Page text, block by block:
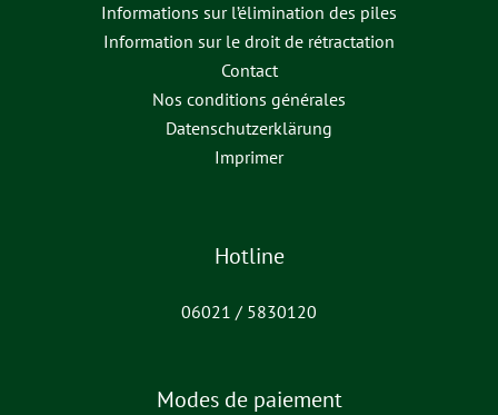
Informations sur l’élimination des piles
Information sur le droit de rétractation
Contact
Nos conditions générales
Datenschutzerklärung
Imprimer
Hotline
06021 / 5830120
Modes de paiement